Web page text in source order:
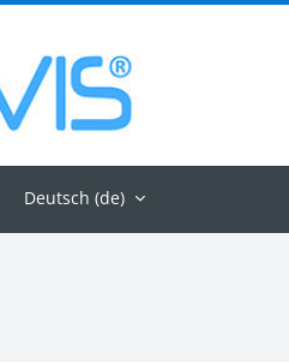
Deutsch ‎(de)‎